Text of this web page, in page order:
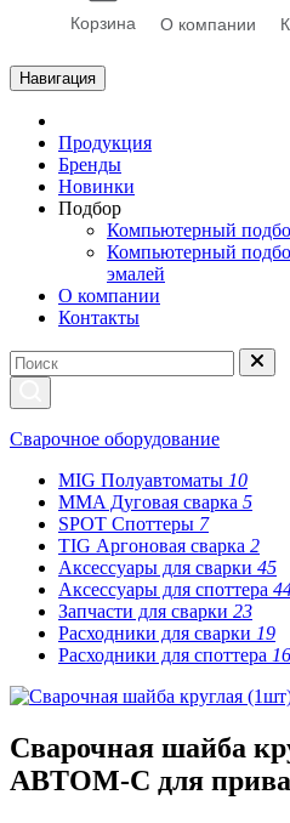
Корзина О компании
Навигация
Продукция
Бренды
Новинки
Подбор
Компьютерный
Компьютерный
эмалей
О компании
Контакты
Сварочное оборудование
MIG Полуавтоматы 10
MMA Дуговая сварка 5
SPOT Споттеры 7
TIG Аргоновая сварка 2
Аксессуары для сварки 45
Аксессуары для споттера
Запчасти для сварки 23
Расходники для сварки 19
Расходники для споттера 16
Сварочная шайба
АВТОМ-С для